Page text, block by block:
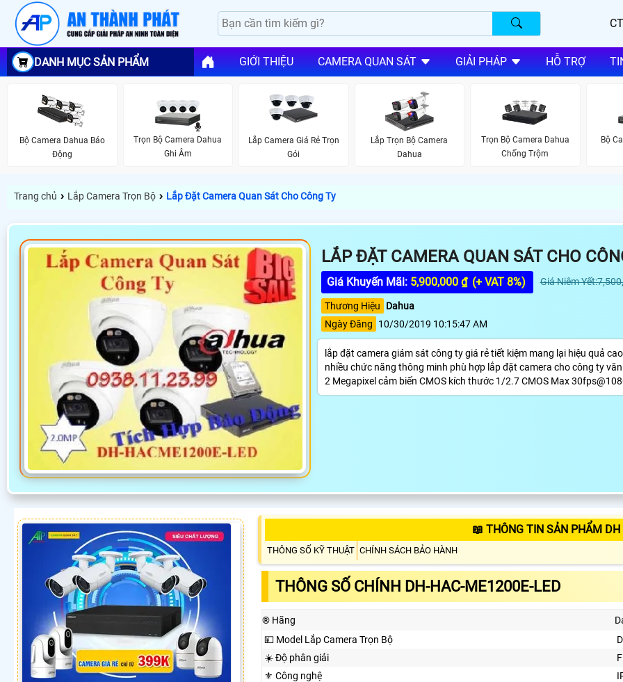
DANH MỤC SẢN PHẨM GIỚI THIỆU CAMERA QUAN SÁT GIẢI PHÁP HỖ TRỢ
Bộ Camera Dahua Báo
Động
Trọn Bộ Camera Dahua
Ghi Âm
Lắp Camera Giá Rẻ Trọn
Gói
Lắp Trọn Bộ Camera
Dahua
Trọn Bộ Camera Dahua
Chống Trộm
Bộ
Trang chủ › Lắp Camera Trọn Bộ › Lắp Đặt Camera Quan Sát Cho Công Ty
LẮP ĐẶT CAMERA QUAN SÁT CHO
Giá Khuyến Mãi: 5,900,000 ₫ (+ VAT 8%) Giá Niêm
Thương Hiệu
Dahua
Ngày Đăng
10/30/2019 10:15:47 AM
lắp đặt camera giám sát công ty giá rẻ tiết kiệm mang lại hiệu quả
nhiều chức năng thông minh phù hợp lắp đặt camera cho công ty
2 Megapixel cảm biến CMOS kích thước 1/2.7 CMOS Max
📖 THÔNG TIN SẢN PHẨM
THÔNG SỐ KỸ THUẬT CHÍNH SÁCH BẢO HÀNH
THÔNG SỐ CHÍNH DH-HAC-ME1200E-LED
®️ Hãng
💴 Model Lắp Camera Trọn Bộ
☀️ Độ phân giải
⚜️ Công nghệ